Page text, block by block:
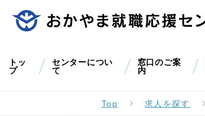
トッ
プ
センターについ
て
窓口のご案
内
Top 求人を探す